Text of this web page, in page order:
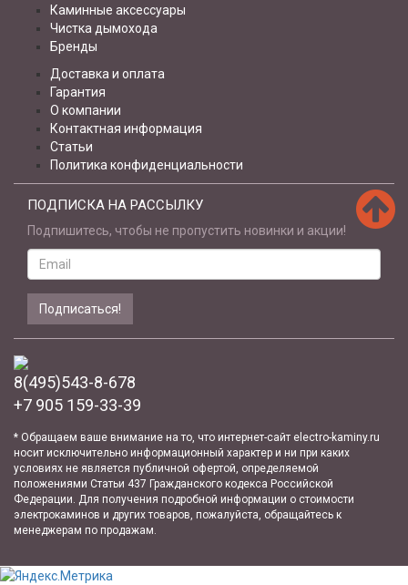
Каминные аксессуары
Чистка дымохода
Бренды
Доставка и оплата
Гарантия
О компании
Контактная информация
Статьи
Политика конфиденциальности
ПОДПИСКА НА РАССЫЛКУ
Подпишитесь, чтобы не пропустить новинки и акции!
Email
address
Подписаться!
8(495)543-8-678
+7 905 159-33-39
* Обращаем ваше внимание на то, что интернет-сайт electro-kaminy.ru
носит исключительно информационный характер и ни при каких
условиях не является публичной офертой, определяемой
положениями Статьи 437 Гражданского кодекса Российской
Федерации. Для получения подробной информации о стоимости
электрокаминов и других товаров, пожалуйста, обращайтесь к
менеджерам по продажам.